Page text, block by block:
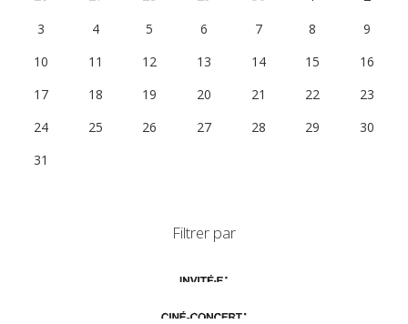
3
4 5 6 7 8
9
10
11 12 13 14 15
16
17
18 19 20 21 22
23
24
25 26 27 28 29
30
31
Filtrer par